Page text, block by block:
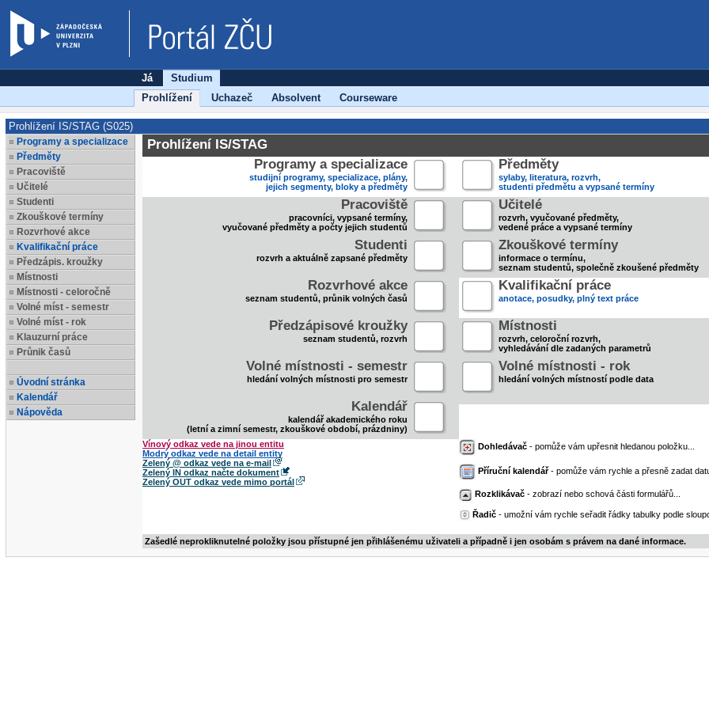
Já
Studium
Prohlížení
Uchazeč Absolvent Courseware
Prohlížení IS/STAG (S025)
Programy a specializace
Předměty
Pracoviště
Učitelé
Studenti
Zkouškové termíny
Rozvrhové akce
Kvalifikační práce
Předzápis. kroužky
Místnosti
Místnosti - celoročně
Volné míst - semestr
Volné míst - rok
Klauzurní práce
Průnik časů
Úvodní stránka
Kalendář
Nápověda
Prohlížení IS/STAG
Programy a specializace
studijní programy, specializace, plány,
jejich segmenty, bloky a předměty
Předměty
sylaby, literatura, rozvrh,
studenti předmětu a vypsané termíny
Pracoviště
pracovníci, vypsané termíny,
vyučované předměty a počty jejich studentů
Učitelé
rozvrh, vyučované předměty,
vedené práce a vypsané termíny
Studenti
rozvrh a aktuálně zapsané předměty
Zkouškové termíny
informace o termínu,
seznam studentů, společně zkoušené předměty
Rozvrhové akce
seznam studentů, průnik volných časů
Kvalifikační práce
anotace, posudky, plný text práce
Předzápisové kroužky
seznam studentů, rozvrh
Místnosti
rozvrh, celoroční rozvrh,
vyhledávání dle zadaných parametrů
Volné místnosti - semestr
hledání volných místnosti pro semestr
Volné místnosti - rok
hledání volných místností podle data
Kalendář
kalendář akademického roku
(letní a zimní semestr, zkouškové období, prázdniny)
Vínový odkaz vede na jinou entitu
Modrý odkaz vede na detail entity
Zelený @ odkaz vede na e-mail
Zelený IN odkaz načte dokument
Zelený OUT odkaz vede mimo portál
Dohledávač - pomůže vám upřesnit hledanou položku...
Příruční kalendář- pomůže vám rychle a přesně zadat
Rozklikávač - zobrazí nebo schová části formulářů...
Řadič - umožní vám rychle seřadit řádky tabulky podle
Zašedlé neprokliknutelné položky jsou přístupné jen přihlášenému uživateli a případně i jen osobám s právem na dané informace.